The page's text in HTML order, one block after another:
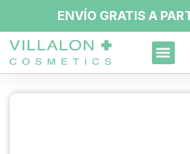
ENVÍO GRATIS A